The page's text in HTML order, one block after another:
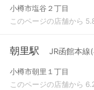
小樽市塩谷２丁目
このページの店舗から
朝里駅 JR函館本線
小樽市朝里１丁目
このページの店舗から